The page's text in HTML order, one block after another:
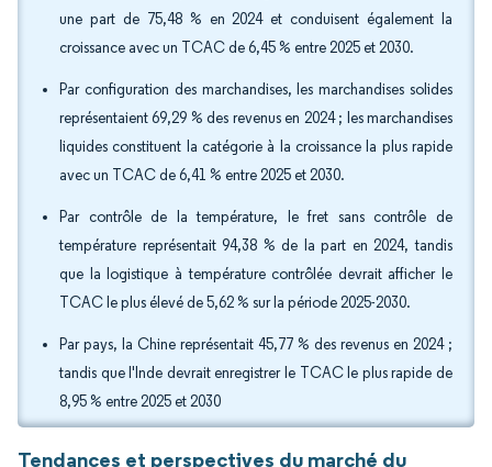
une part de 75,48 % en 2024 et conduisent également la
croissance avec un TCAC de 6,45 % entre 2025 et 2030.
Par configuration des marchandises, les marchandises solides
représentaient 69,29 % des revenus en 2024 ; les marchandises
liquides constituent la catégorie à la croissance la plus rapide
avec un TCAC de 6,41 % entre 2025 et 2030.
Par contrôle de la température, le fret sans contrôle de
température représentait 94,38 % de la part en 2024, tandis
que la logistique à température contrôlée devrait afficher le
TCAC le plus élevé de 5,62 % sur la période 2025-2030.
Par pays, la Chine représentait 45,77 % des revenus en 2024 ;
tandis que l'Inde devrait enregistrer le TCAC le plus rapide de
8,95 % entre 2025 et 2030
Tendances et perspectives du marché du